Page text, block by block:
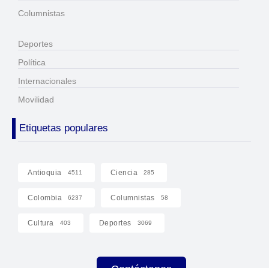
Columnistas
Deportes
Política
Internacionales
Movilidad
Etiquetas populares
Antioquia 4511 Ciencia 285
Colombia 6237 Columnistas 58
Cultura 403 Deportes 3069